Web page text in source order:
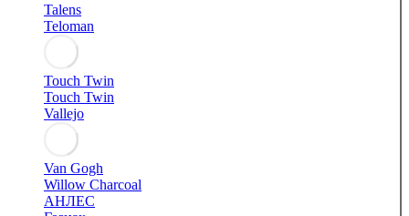
Talens
Teloman
Touch Twin
Touch Twin
Vallejo
Van Gogh
Willow Charcoal
АНЛЕС